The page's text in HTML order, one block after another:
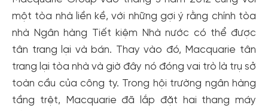
một tòa nhà liền kề, với những gợi ý rằng chính tòa
nhà Ngân hàng Tiết kiệm Nhà nước có thể được
tân trang lại và bán. Thay vào đó, Macquarie tân
trang lại tòa nhà và giờ đây nó đóng vai trò là trụ sở
toàn cầu của công ty. Trong hội trường ngân hàng
tầng trệt, Macquarie đã lắp đặt hai thang máy